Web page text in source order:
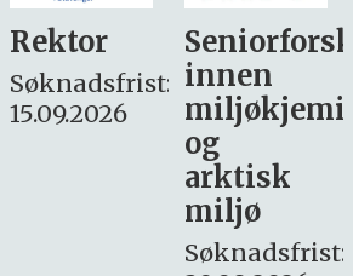
Seniorforsker
innen
miljøkjemi
søker
– fast
Søknadsfrist:
16. august.